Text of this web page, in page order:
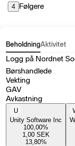
4 Følgere
BeholdningAktivitet
Logg på Nordnet
Børshandlede
Vekting
GAV
Avkastning
U
Unity Software Inc
100,00%
1,00 SEK
13,80%